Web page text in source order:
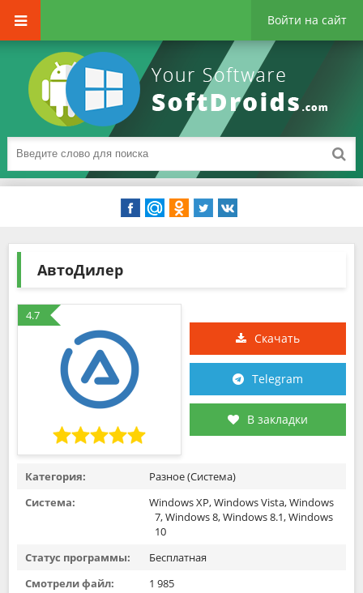
Войти на сайт
АвтоДилер
4.7
Скачать
Telegram
В закладки
Категория:
Разное (Система)
Система:
Windows XP, Windows Vista, Windows
7, Windows 8, Windows 8.1, Windows
10
Статус программы:
Бесплатная
Смотрели файл:
1 985